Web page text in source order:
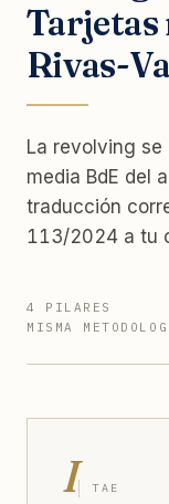
Tarjetas
Rivas-
La revolving se
media BdE del
traducción
113/2024 a tu
4 PILARES
MISMA
I TAE